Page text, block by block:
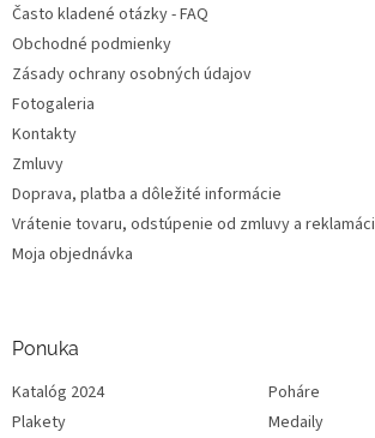
Často kladené otázky - FAQ
Obchodné podmienky
Zásady ochrany osobných údajov
Fotogaleria
Kontakty
Zmluvy
Doprava, platba a dôležité informácie
Vrátenie tovaru, odstúpenie od zmluvy a
Moja objednávka
Ponuka
Katalóg 2024
Poháre
Plakety
Medaily